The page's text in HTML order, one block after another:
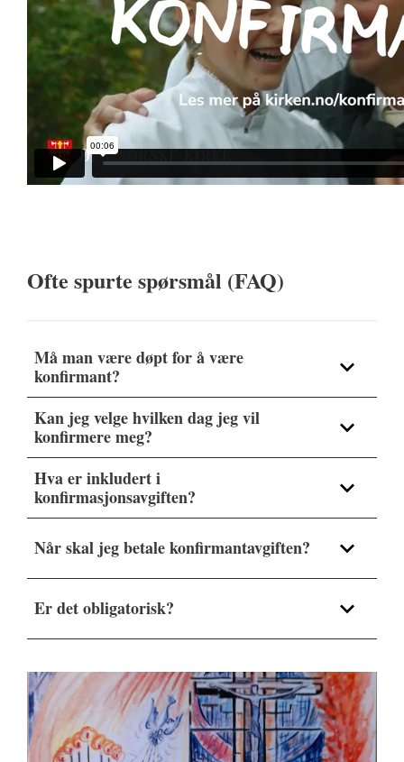
Ofte spurte spørsmål (FAQ)
Må man være døpt for å være
konfirmant?
Kan jeg velge hvilken dag jeg vil
konfirmere meg?
Hva er inkludert i
konfirmasjonsavgiften?
Når skal jeg betale konfirmantavgiften?
Er det obligatorisk?